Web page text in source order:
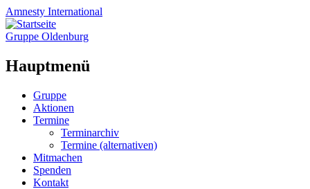
Amnesty International
Gruppe Oldenburg
Hauptmenü
Zum
Inhalt
springen
Gruppe
Aktionen
Termine
Terminarchiv
Termine (alternativen)
Mitmachen
Spenden
Kontakt